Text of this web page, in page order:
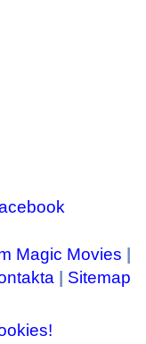
Magic Movies
Sitemap